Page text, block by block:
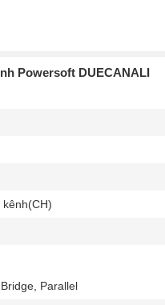
Powersoft DUECANALI
kênh(CH)
Parallel